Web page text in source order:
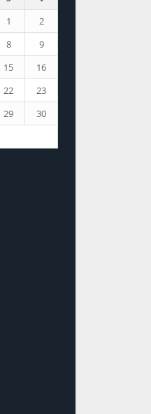
1
2
8
9
15
16
22
23
29
30